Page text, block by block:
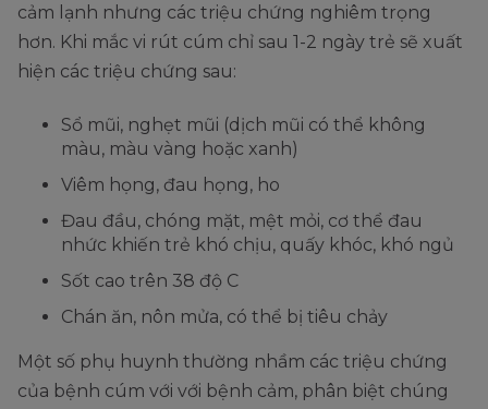
cảm lạnh nhưng các triệu chứng nghiêm trọng
hơn. Khi mắc vi rút cúm chỉ sau 1-2 ngày trẻ sẽ xuất
hiện các triệu chứng sau:
Sổ mũi, nghẹt mũi (dịch mũi có thể không
màu, màu vàng hoặc xanh)
Viêm họng, đau họng, ho
Đau đầu, chóng mặt, mệt mỏi, cơ thể đau
nhức khiến trẻ khó chịu, quấy khóc, khó ngủ
Sốt cao trên 38 độ C
Chán ăn, nôn mửa, có thể bị tiêu chảy
Một số phụ huynh thường nhầm các triệu chứng
của bệnh cúm với với bệnh cảm, phân biệt chúng